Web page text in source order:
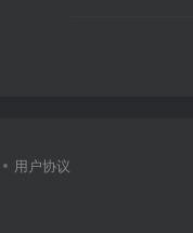
用户协议